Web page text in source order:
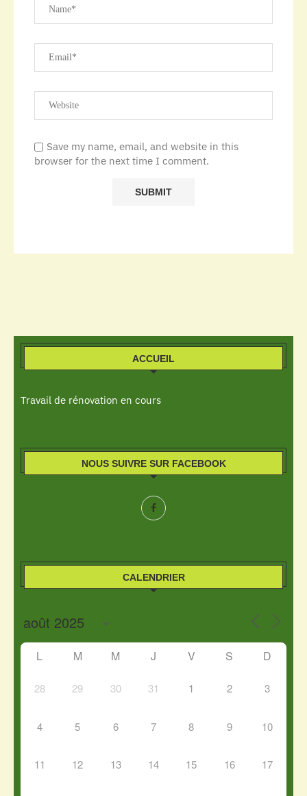
Save my name, email, and website in this
browser for the next time I comment.
ACCUEIL
Travail de rénovation en cours
NOUS SUIVRE SUR FACEBOOK
CALENDRIER
L M M J V S D
28 29 30 31 1 2 3
4 5 6 7 8 9 10
11 12 13 14 15 16 17